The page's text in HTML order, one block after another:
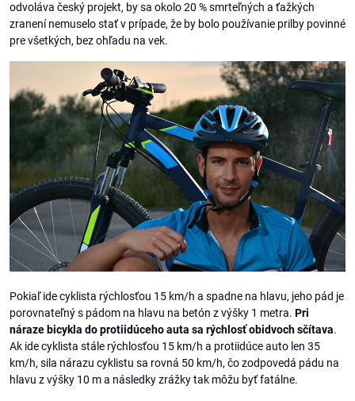
odvoláva český projekt, by sa okolo 20 % smrteľných a ťažkých
zranení nemuselo stať v prípade, že by bolo používanie prilby povinné
pre všetkých, bez ohľadu na vek.
Pokiaľ ide cyklista rýchlosťou 15 km/h a spadne na hlavu, jeho pád je
porovnateľný s pádom na hlavu na betón z výšky 1 metra. Pri
náraze bicykla do protiidúceho auta sa rýchlosť obidvoch sčítava.
Ak ide cyklista stále rýchlosťou 15 km/h a protiidúce auto len 35
km/h, sila nárazu cyklistu sa rovná 50 km/h, čo zodpovedá pádu na
hlavu z výšky 10 m a následky zrážky tak môžu byť fatálne.